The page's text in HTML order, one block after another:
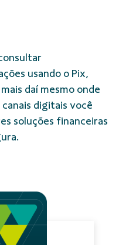
usando o Pix,
daí mesmo onde
canais digitais você
soluções financeiras